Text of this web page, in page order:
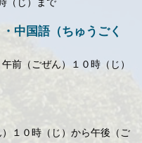
（じ）まで
中国語（ちゅうごく
前（ごぜん）１０時（じ）
１０時（じ）から午後（ご